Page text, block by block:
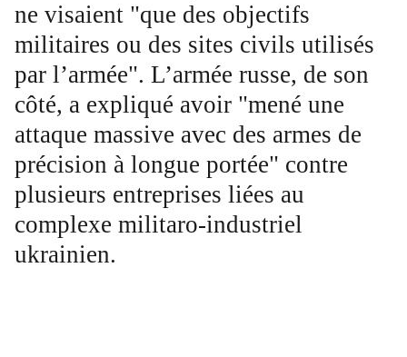
ne visaient "que des objectifs
militaires ou des sites civils utilisés
par l’armée". L’armée russe, de son
côté, a expliqué avoir "mené une
attaque massive avec des armes de
précision à longue portée" contre
plusieurs entreprises liées au
complexe militaro-industriel
ukrainien.